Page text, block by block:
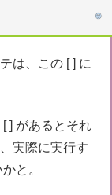
は、この [ ] に
] があるとそれ
実際に実行す
と。